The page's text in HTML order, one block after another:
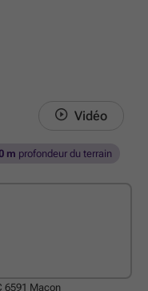
Vidéo
m profondeur du terrain
6591 Macon